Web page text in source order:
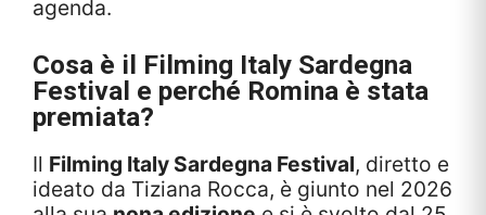
agenda.
Cosa è il Filming Italy Sardegna
Festival e perché Romina è stata
premiata?
Il Filming Italy Sardegna Festival, diretto e
ideato da Tiziana Rocca, è giunto nel 2026